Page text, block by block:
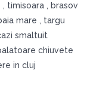
timisoara , brasov
mare , targu
smaltuit
chiuvete
in cluj